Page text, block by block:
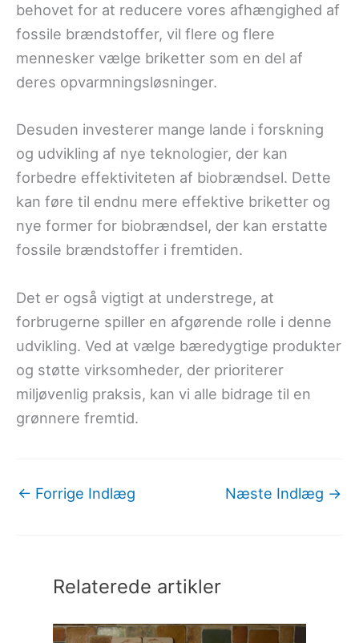
behovet for at reducere vores afhængighed af
fossile brændstoffer, vil flere og flere
mennesker vælge briketter som en del af
deres opvarmningsløsninger.
Desuden investerer mange lande i forskning
og udvikling af nye teknologier, der kan
forbedre effektiviteten af biobrændsel. Dette
kan føre til endnu mere effektive briketter og
nye former for biobrændsel, der kan erstatte
fossile brændstoffer i fremtiden.
Det er også vigtigt at understrege, at
forbrugerne spiller en afgørende rolle i denne
udvikling. Ved at vælge bæredygtige produkter
og støtte virksomheder, der prioriterer
miljøvenlig praksis, kan vi alle bidrage til en
grønnere fremtid.
← Forrige Indlæg Næste Indlæg →
Relaterede artikler